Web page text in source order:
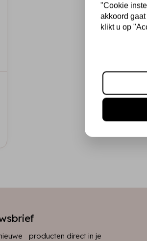
producten direct in je
"Cookie
akkoord
klikt u op